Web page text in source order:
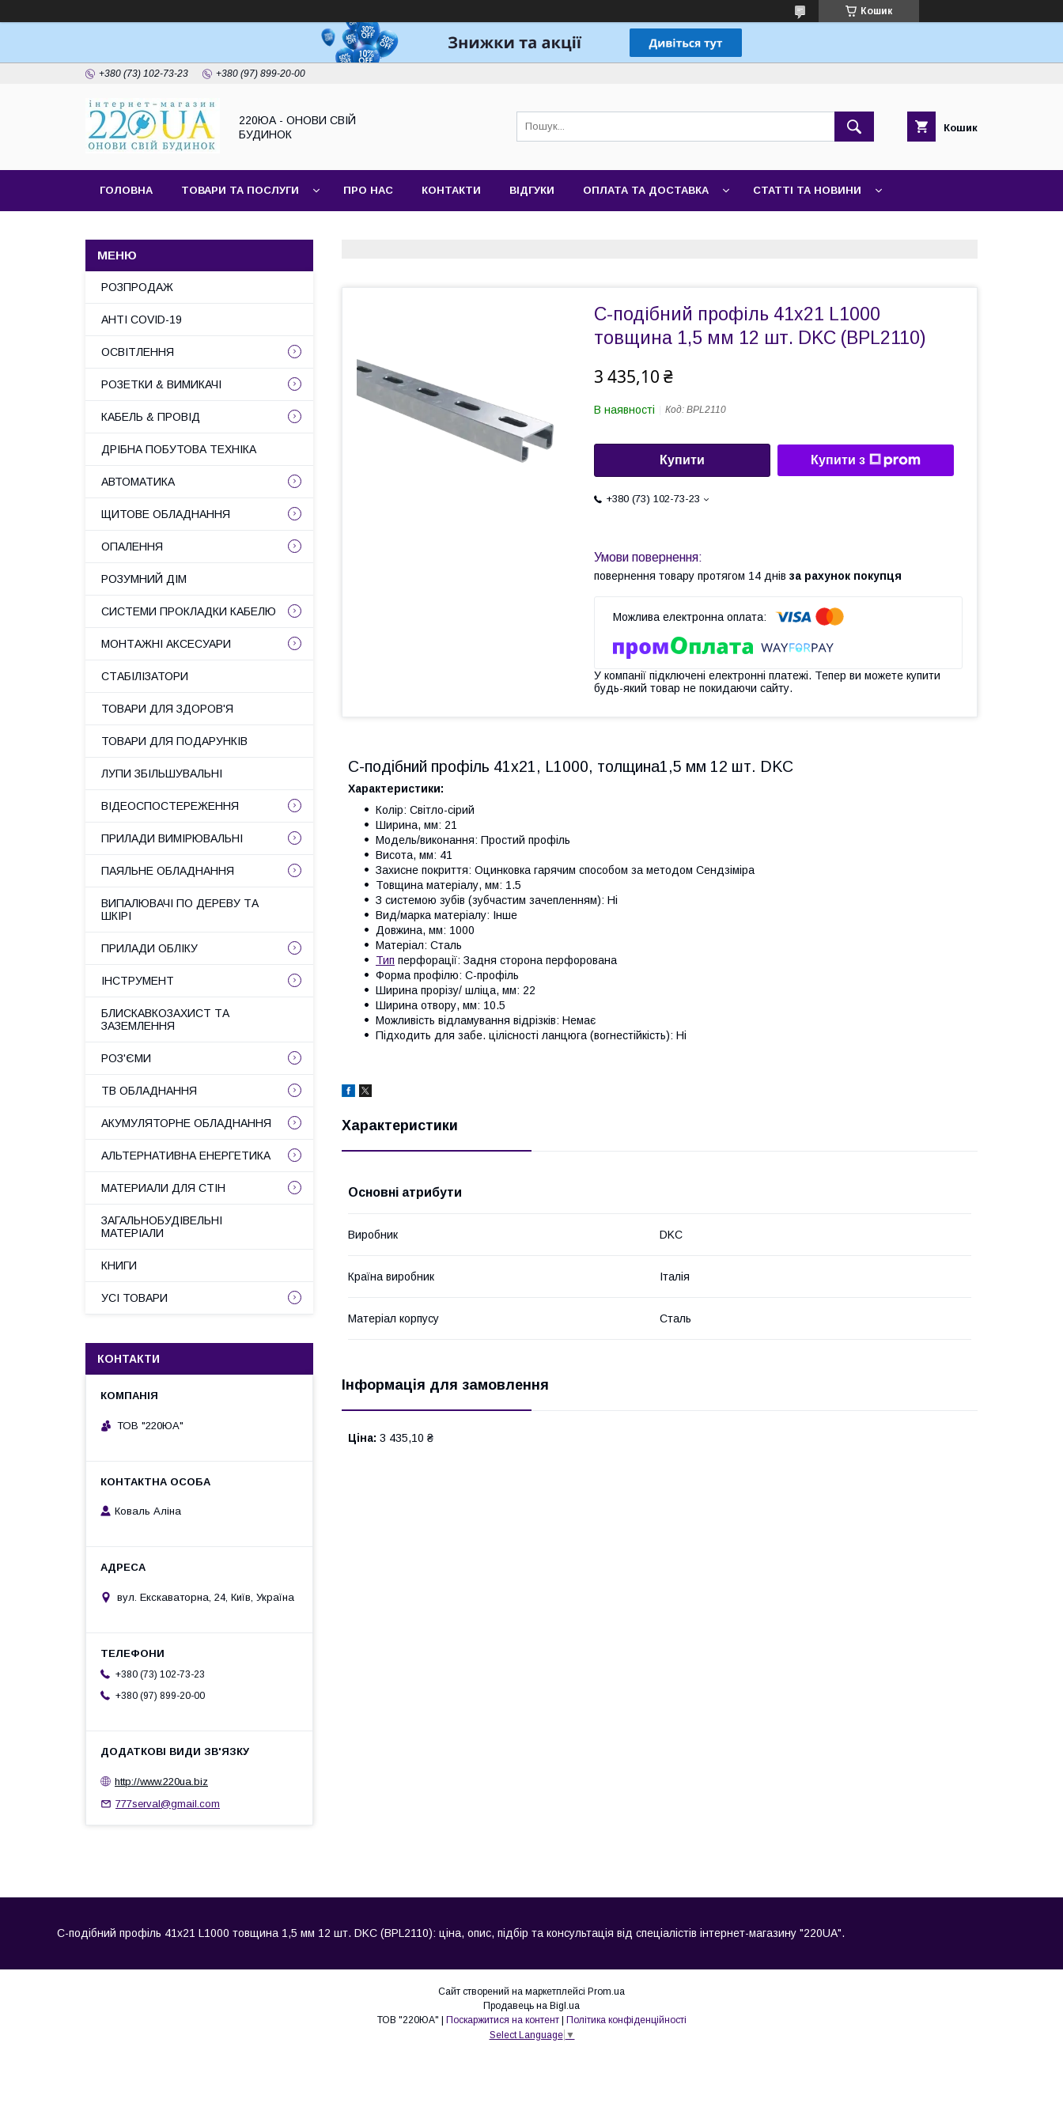
Кошик
+380 (73) 102-73-23 +380 (97) 899-20-00
220ЮА - ОНОВИ СВІЙ
БУДИНОК
Кошик
ГОЛОВНА ТОВАРИ ТА ПОСЛУГИ ПРО НАС КОНТАКТИ ВІДГУКИ ОПЛАТА ТА ДОСТАВКА СТАТТІ ТА НОВИНИ
С-подібний профіль 41х21 L1000
товщина 1,5 мм 12 шт. DKC (BPL2110)
3 435,10 ₴
В наявності Код: BPL2110
Купити Купити з
+380 (73) 102-73-23
повернення товару протягом 14 днів за рахунок покупця
У компанії підключені електронні платежі. Тепер ви можете купити
будь-який товар не покидаючи сайту.
С-подібний профіль 41х21, L1000, толщина1,5 мм 12 шт. DKC
Характеристики:
Колір: Світло-сірий
Ширина, мм: 21
Модель/виконання: Простий профіль
Висота, мм: 41
Захисне покриття: Оцинковка гарячим способом за методом Сендзіміра
Товщина матеріалу, мм: 1.5
З системою зубів (зубчастим зачепленням): Ні
Вид/марка матеріалу: Інше
Довжина, мм: 1000
Матеріал: Сталь
Тип перфорації: Задня сторона перфорована
Форма профілю: С-профіль
Ширина прорізу/ шліца, мм: 22
Ширина отвору, мм: 10.5
Можливість відламування відрізків: Немає
Підходить для забе. цілісності ланцюга (вогнестійкість): Ні
Характеристики
Основні атрибути
Виробник DKC
Країна виробник Італія
Матеріал корпусу Сталь
Інформація для замовлення
Ціна: 3 435,10 ₴
РОЗПРОДАЖ
АНТІ COVID-19
ОСВІТЛЕННЯ
РОЗЕТКИ & ВИМИКАЧІ
КАБЕЛЬ & ПРОВІД
ДРІБНА ПОБУТОВА ТЕХНІКА
АВТОМАТИКА
ЩИТОВЕ ОБЛАДНАННЯ
ОПАЛЕННЯ
РОЗУМНИЙ ДІМ
СИСТЕМИ ПРОКЛАДКИ КАБЕЛЮ
МОНТАЖНІ АКСЕСУАРИ
СТАБІЛІЗАТОРИ
ТОВАРИ ДЛЯ ЗДОРОВ'Я
ТОВАРИ ДЛЯ ПОДАРУНКІВ
ЛУПИ ЗБІЛЬШУВАЛЬНІ
ВІДЕОСПОСТЕРЕЖЕННЯ
ПРИЛАДИ ВИМІРЮВАЛЬНІ
ПАЯЛЬНЕ ОБЛАДНАННЯ
ВИПАЛЮВАЧІ ПО ДЕРЕВУ ТА
ШКІРІ
ПРИЛАДИ ОБЛІКУ
ІНСТРУМЕНТ
БЛИСКАВКОЗАХИСТ ТА
ЗАЗЕМЛЕННЯ
РОЗ'ЄМИ
ТВ ОБЛАДНАННЯ
АКУМУЛЯТОРНЕ ОБЛАДНАННЯ
АЛЬТЕРНАТИВНА ЕНЕРГЕТИКА
МАТЕРИАЛИ ДЛЯ СТІН
ЗАГАЛЬНОБУДІВЕЛЬНІ
МАТЕРІАЛИ
КНИГИ
УСІ ТОВАРИ
КОНТАКТИ
ТОВ "220ЮА"
Коваль Аліна
вул. Екскаваторна, 24, Київ, Україна
+380 (73) 102-73-23
+380 (97) 899-20-00
http://www.220ua.biz
777serval@gmail.com
С-подібний профіль 41х21 L1000 товщина 1,5 мм 12 шт. DKC (BPL2110): ціна, опис, підбір та консультація від спеціалістів інтернет-магазину "220UA".
Сайт створений на маркетплейсі Prom.ua
Продавець на Bigl.ua
ТОВ "220ЮА" | Поскаржитися на контент | Політика конфіденційності
Select Language ▼